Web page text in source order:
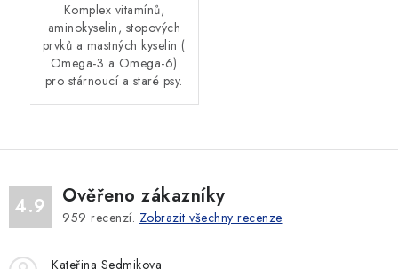
Komplex vitamínů,
aminokyselin, stopových
prvků a mastných kyselin (
Omega-3 a Omega-6)
pro stárnoucí a staré psy.
4.9 Ověřeno zákazníky
959 recenzí. Zobrazit všechny recenze
Kateřina Sedmikova